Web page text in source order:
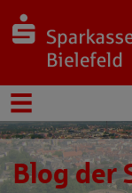
Blog der